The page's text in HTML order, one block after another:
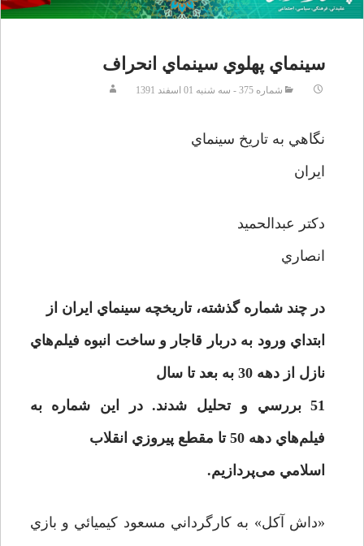
سينماي پهلوي سينماي انحراف
شماره 375 - سه شنبه 01 اسفند 1391
نگاهي به تاريخ سينماي
ايران
دكتر عبدالحميد
انصاري
در چند شماره گذشته، تاريخچه سينماي ايران از
ابتداي ورود به دربار قاجار و ساخت انبوه فيلم‌هاي
نازل از دهه 30 به بعد تا سال
51 بررسي و تحليل شدند. در اين شماره به
فيلم‌هاي دهه 50 تا مقطع پيروزي انقلاب
اسلامي می‌پردازیم.
«داش آكل» به كارگرداني مسعود كيميائي و بازي